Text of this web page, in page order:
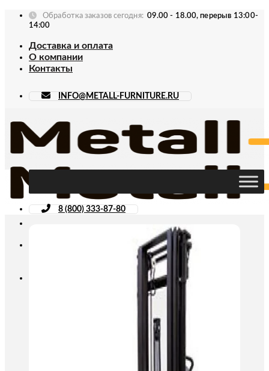
Skip
Обработка заказов сегодня: 09.00 - 18.00, перерыв 13:00-
14:00
Доставка и оплата
О компании
Контакты
INFO@METALL-FURNITURE.RU
8 (800) 333-87-80